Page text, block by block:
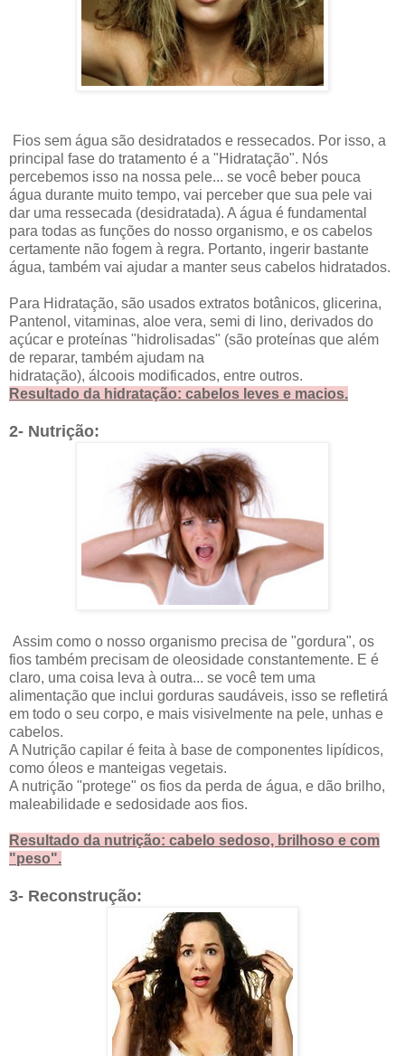
Fios sem água são desidratados e ressecados. Por isso, a
principal fase do tratamento é a "Hidratação". Nós
percebemos isso na nossa pele... se você beber pouca
água durante muito tempo, vai perceber que sua pele vai
dar uma ressecada (desidratada). A água é fundamental
para todas as funções do nosso organismo, e os cabelos
certamente não fogem à regra. Portanto, ingerir bastante
água, também vai ajudar a manter seus cabelos hidratados.
Para Hidratação, são usados extratos botânicos, glicerina,
Pantenol, vitaminas, aloe vera, semi di lino, derivados do
açúcar e proteínas "hidrolisadas" (são proteínas que além
de reparar, também ajudam na
hidratação), álcoois modificados, entre outros.
Resultado da hidratação: cabelos leves e macios.
2- Nutrição:
Assim como o nosso organismo precisa de "gordura", os
fios também precisam de oleosidade constantemente. E é
claro, uma coisa leva à outra... se você tem uma
alimentação que inclui gorduras saudáveis, isso se refletirá
em todo o seu corpo, e mais visivelmente na pele, unhas e
cabelos.
A Nutrição capilar é feita à base de componentes lipídicos,
como óleos e manteigas vegetais.
A nutrição "protege" os fios da perda de água, e dão brilho,
maleabilidade e sedosidade aos fios.
Resultado da nutrição: cabelo sedoso, brilhoso e com
"peso".
3- Reconstrução: